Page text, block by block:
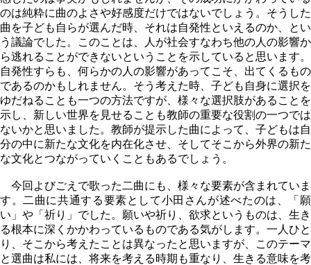
のは純粋に曲のよさや好感度だけではないでしょう。そうした
曲を子ども自らが選んだ時、それは自発性といえるのか、とい
う議論でした。このことは、人が社会すなわち他の人の影響か
ら逃れることができないということを示していると思います。
自発性すらも、何らかの人の影響があってこそ、出てくるもの
であるのかもしれません。そう考えた時、子ども自身に選択を
ゆだねることも一つの方法ですが、様々な選択肢があることを
示し、新しい世界を見せることも教師の重要な役割の一つでは
ないかと思いました。教師が提示した曲によって、子どもは自
分の中に新たな文化を内在化させ、そしてそこから外界の新た
な文化とつながっていくこともあるでしょう。
今回よびごえで歌った二曲にも、様々な要素が含まれていま
す。二曲に共通する要素として小田さんが述べたのは、「願
い」や「祈り」でした。願いや祈り、欲求というものは、生き
る根本に深くかかわっているものである気がします。一人ひと
り、そこから考えたことは異なったと思いますが、このテーマ
と選曲は私には、将来を考える時期も重なり、生きる意味を考